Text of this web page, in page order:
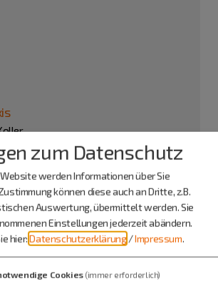
zum Datenschutz
werden Informationen über Sie
können diese auch an Dritte, z.B.
Auswertung, übermittelt werden. Sie
Einstellungen jederzeit abändern.
hier:Datenschutzerklärung /Impressum.
Cookies (immer erforderlich)